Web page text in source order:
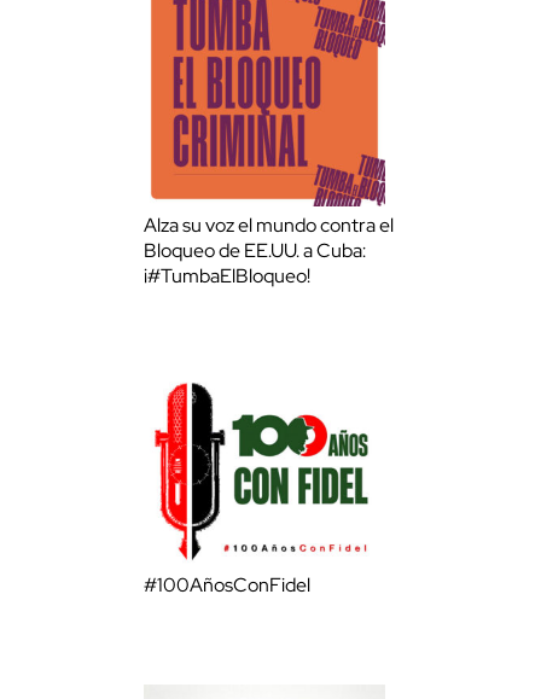
Alza su voz el mundo contra el
Bloqueo de EE.UU. a Cuba:
¡#TumbaElBloqueo!
#100AñosConFidel